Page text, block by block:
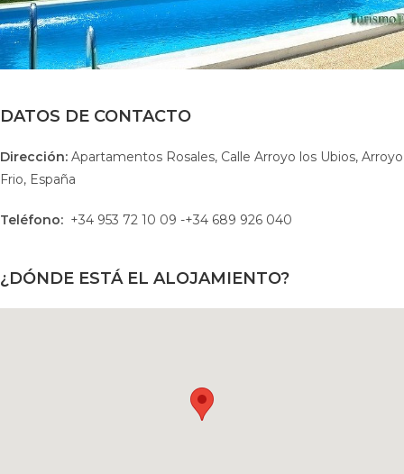
DATOS DE CONTACTO
Dirección: Apartamentos Rosales, Calle Arroyo los Ubios, Arroyo
Frio, España
Teléfono: +34 953 72 10 09 -+34 689 926 040
¿DÓNDE ESTÁ EL ALOJAMIENTO?